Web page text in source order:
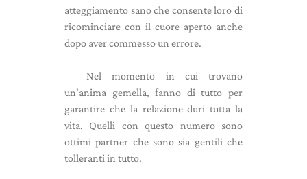
atteggiamento sano che consente loro di
ricominciare con il cuore aperto anche
dopo aver commesso un errore.
Nel momento in cui trovano
un'anima gemella, fanno di tutto per
garantire che la relazione duri tutta la
vita. Quelli con questo numero sono
ottimi partner che sono sia gentili che
tolleranti in tutto.